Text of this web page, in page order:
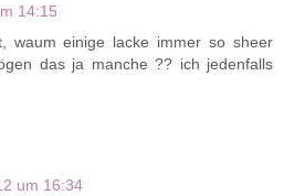
14:15
waum einige lacke immer so sheer
das ja manche ?? ich jedenfalls
um 16:34